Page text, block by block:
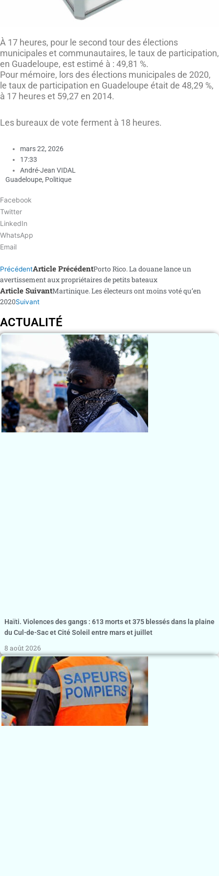
À 17 heures, pour le second tour des élections
municipales et communautaires, le taux de participation,
en Guadeloupe, est estimé à : 49,81 %.
Pour mémoire, lors des élections municipales de 2020,
le taux de participation en Guadeloupe était de 48,29 %,
à 17 heures et 59,27 en 2014.
Les bureaux de vote ferment à 18 heures.
mars 22, 2026
17:33
André-Jean VIDAL
Guadeloupe, Politique
Facebook
Twitter
LinkedIn
WhatsApp
Email
PrécédentArticle PrécédentPorto Rico. La douane lance un
avertissement aux propriétaires de petits bateaux
Article SuivantMartinique. Les électeurs ont moins voté qu’en
2020Suivant
ACTUALITÉ
Haïti. Violences des gangs : 613 morts et 375 blessés dans la plaine
du Cul-de-Sac et Cité Soleil entre mars et juillet
8 août 2026